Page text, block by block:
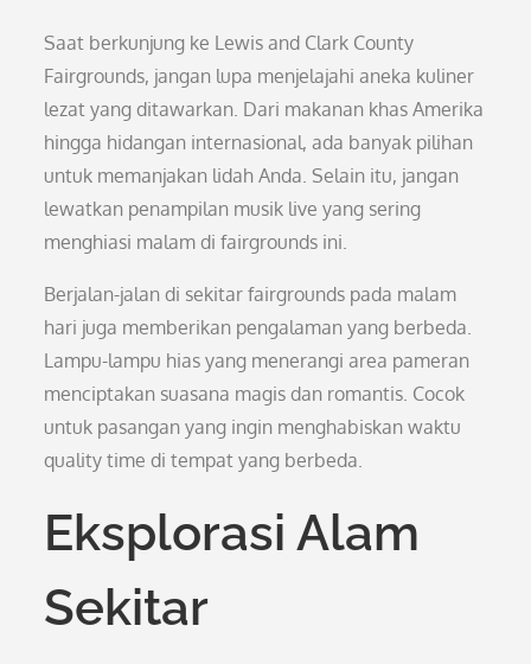
Saat berkunjung ke Lewis and Clark County
Fairgrounds, jangan lupa menjelajahi aneka kuliner
lezat yang ditawarkan. Dari makanan khas Amerika
hingga hidangan internasional, ada banyak pilihan
untuk memanjakan lidah Anda. Selain itu, jangan
lewatkan penampilan musik live yang sering
menghiasi malam di fairgrounds ini.
Berjalan-jalan di sekitar fairgrounds pada malam
hari juga memberikan pengalaman yang berbeda.
Lampu-lampu hias yang menerangi area pameran
menciptakan suasana magis dan romantis. Cocok
untuk pasangan yang ingin menghabiskan waktu
quality time di tempat yang berbeda.
Eksplorasi Alam
Sekitar